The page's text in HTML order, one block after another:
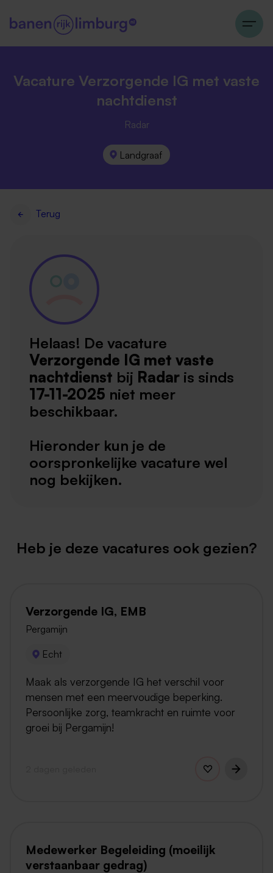
Vacature Verzorgende IG met vaste
nachtdienst
Radar
Landgraaf
Terug
Helaas! De vacature
Verzorgende IG met vaste
nachtdienst bij Radar is sinds
17-11-2025 niet meer
beschikbaar.
Hieronder kun je de
oorspronkelijke vacature wel
nog bekijken.
Heb je deze vacatures ook gezien?
Verzorgende IG, EMB
Pergamijn
Echt
Maak als verzorgende IG het verschil voor
mensen met een meervoudige beperking.
Persoonlijke zorg, teamkracht en ruimte voor
groei bij Pergamijn!
Medewerker Begeleiding (moeilijk
verstaanbaar gedrag)